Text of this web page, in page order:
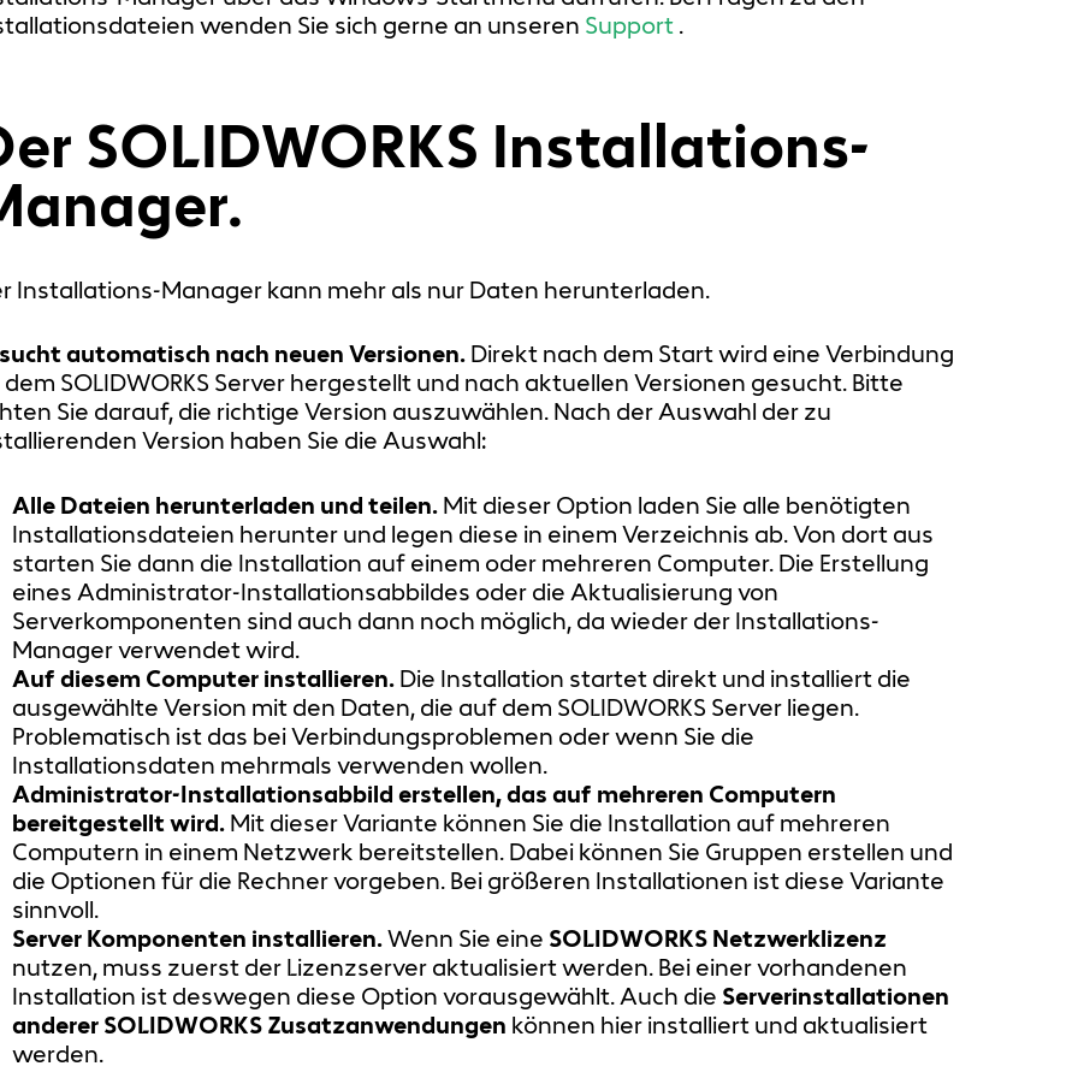
wenden Sie sich gerne an unseren Support .
SOLIDWORKS Installations-
Installations-Manager kann mehr als nur Daten herunterladen.
automatisch nach neuen Versionen.Direkt nach dem Start wird eine Verbindung
dem SOLIDWORKS Server hergestellt und nach aktuellen Versionen gesucht. Bitte
Sie darauf, die richtige Version auszuwählen. Nach der Auswahl der zu
Version haben Sie die Auswahl:
Alle Dateien herunterladen und teilen.Mit dieser Option laden Sie alle benötigten
Installationsdateien herunter und legen diese in einem Verzeichnis ab. Von dort aus
starten Sie dann die Installation auf einem oder mehreren Computer. Die Erstellung
eines Administrator-Installationsabbildes oder die Aktualisierung von
Serverkomponenten sind auch dann noch möglich, da wieder der Installations-
Manager verwendet wird.
Auf diesem Computer installieren.Die Installation startet direkt und installiert die
ausgewählte Version mit den Daten, die auf dem SOLIDWORKS Server liegen.
Problematisch ist das bei Verbindungsproblemen oder wenn Sie die
Installationsdaten mehrmals verwenden wollen.
Administrator-Installationsabbild erstellen, das auf mehreren Computern
bereitgestellt wird.Mit dieser Variante können Sie die Installation auf mehreren
Computern in einem Netzwerk bereitstellen. Dabei können Sie Gruppen erstellen und
die Optionen für die Rechner vorgeben. Bei größeren Installationen ist diese Variante
sinnvoll.
Server Komponenten installieren.Wenn Sie eine SOLIDWORKS Netzwerklizenz
nutzen, muss zuerst der Lizenzserver aktualisiert werden. Bei einer vorhandenen
Installation ist deswegen diese Option vorausgewählt. Auch die Serverinstallationen
anderer SOLIDWORKS Zusatzanwendungen können hier installiert und aktualisiert
werden.